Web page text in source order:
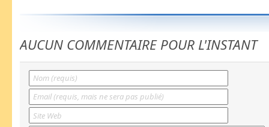
AUCUN COMMENTAIRE POUR L'INSTANT